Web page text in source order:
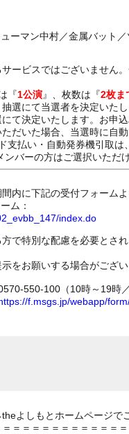
ーマン中村／金属バット
ービスではございませ
『1公演』、枚数は『2枚ま
選にて当選者を決定いたし
て決定いたします。お申
だいた場合、当選時に自動
支払い・自動発券機引取
バーの方はご選択いただ
内に下記の受付フォームよ
ム：
index.do
で特別な配慮を必要とさ
をお願いする場合がござい
550-100（10時～19時／
f.msgs.jp/webapp/
よしもとホームページで
＝＝＝＝＝＝＝＝＝＝＝